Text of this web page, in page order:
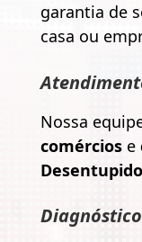
garantia de
casa ou
Nossa
comérciose